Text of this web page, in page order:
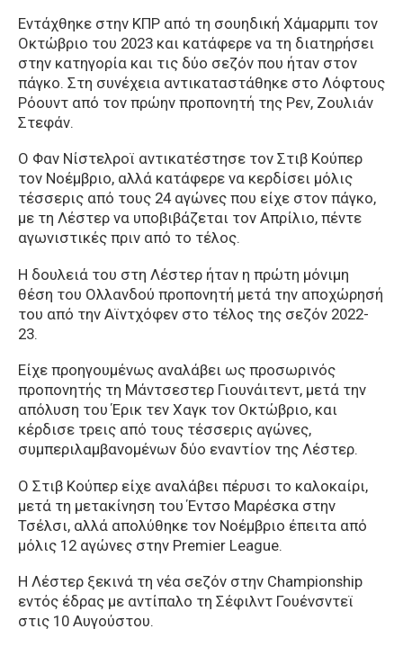
Εντάχθηκε στην ΚΠΡ από τη σουηδική Χάμαρμπι τον
Οκτώβριο του 2023 και κατάφερε να τη διατηρήσει
στην κατηγορία και τις δύο σεζόν που ήταν στον
πάγκο. Στη συνέχεια αντικαταστάθηκε στο Λόφτους
Ρόουντ από τον πρώην προπονητή της Ρεν, Ζουλιάν
Στεφάν.
Ο Φαν Νίστελροϊ αντικατέστησε τον Στιβ Κούπερ
τον Νοέμβριο, αλλά κατάφερε να κερδίσει μόλις
τέσσερις από τους 24 αγώνες που είχε στον πάγκο,
με τη Λέστερ να υποβιβάζεται τον Απρίλιο, πέντε
αγωνιστικές πριν από το τέλος.
Η δουλειά του στη Λέστερ ήταν η πρώτη μόνιμη
θέση του Ολλανδού προπονητή μετά την αποχώρησή
του από την Αϊντχόφεν στο τέλος της σεζόν 2022-
23.
Είχε προηγουμένως αναλάβει ως προσωρινός
προπονητής τη Μάντσεστερ Γιουνάιτεντ, μετά την
απόλυση του Έρικ τεν Χαγκ τον Οκτώβριο, και
κέρδισε τρεις από τους τέσσερις αγώνες,
συμπεριλαμβανομένων δύο εναντίον της Λέστερ.
Ο Στιβ Κούπερ είχε αναλάβει πέρυσι το καλοκαίρι,
μετά τη μετακίνηση του Έντσο Μαρέσκα στην
Τσέλσι, αλλά απολύθηκε τον Νοέμβριο έπειτα από
μόλις 12 αγώνες στην Premier League.
Η Λέστερ ξεκινά τη νέα σεζόν στην Championship
εντός έδρας με αντίπαλο τη Σέφιλντ Γουένσντεϊ
στις 10 Αυγούστου.